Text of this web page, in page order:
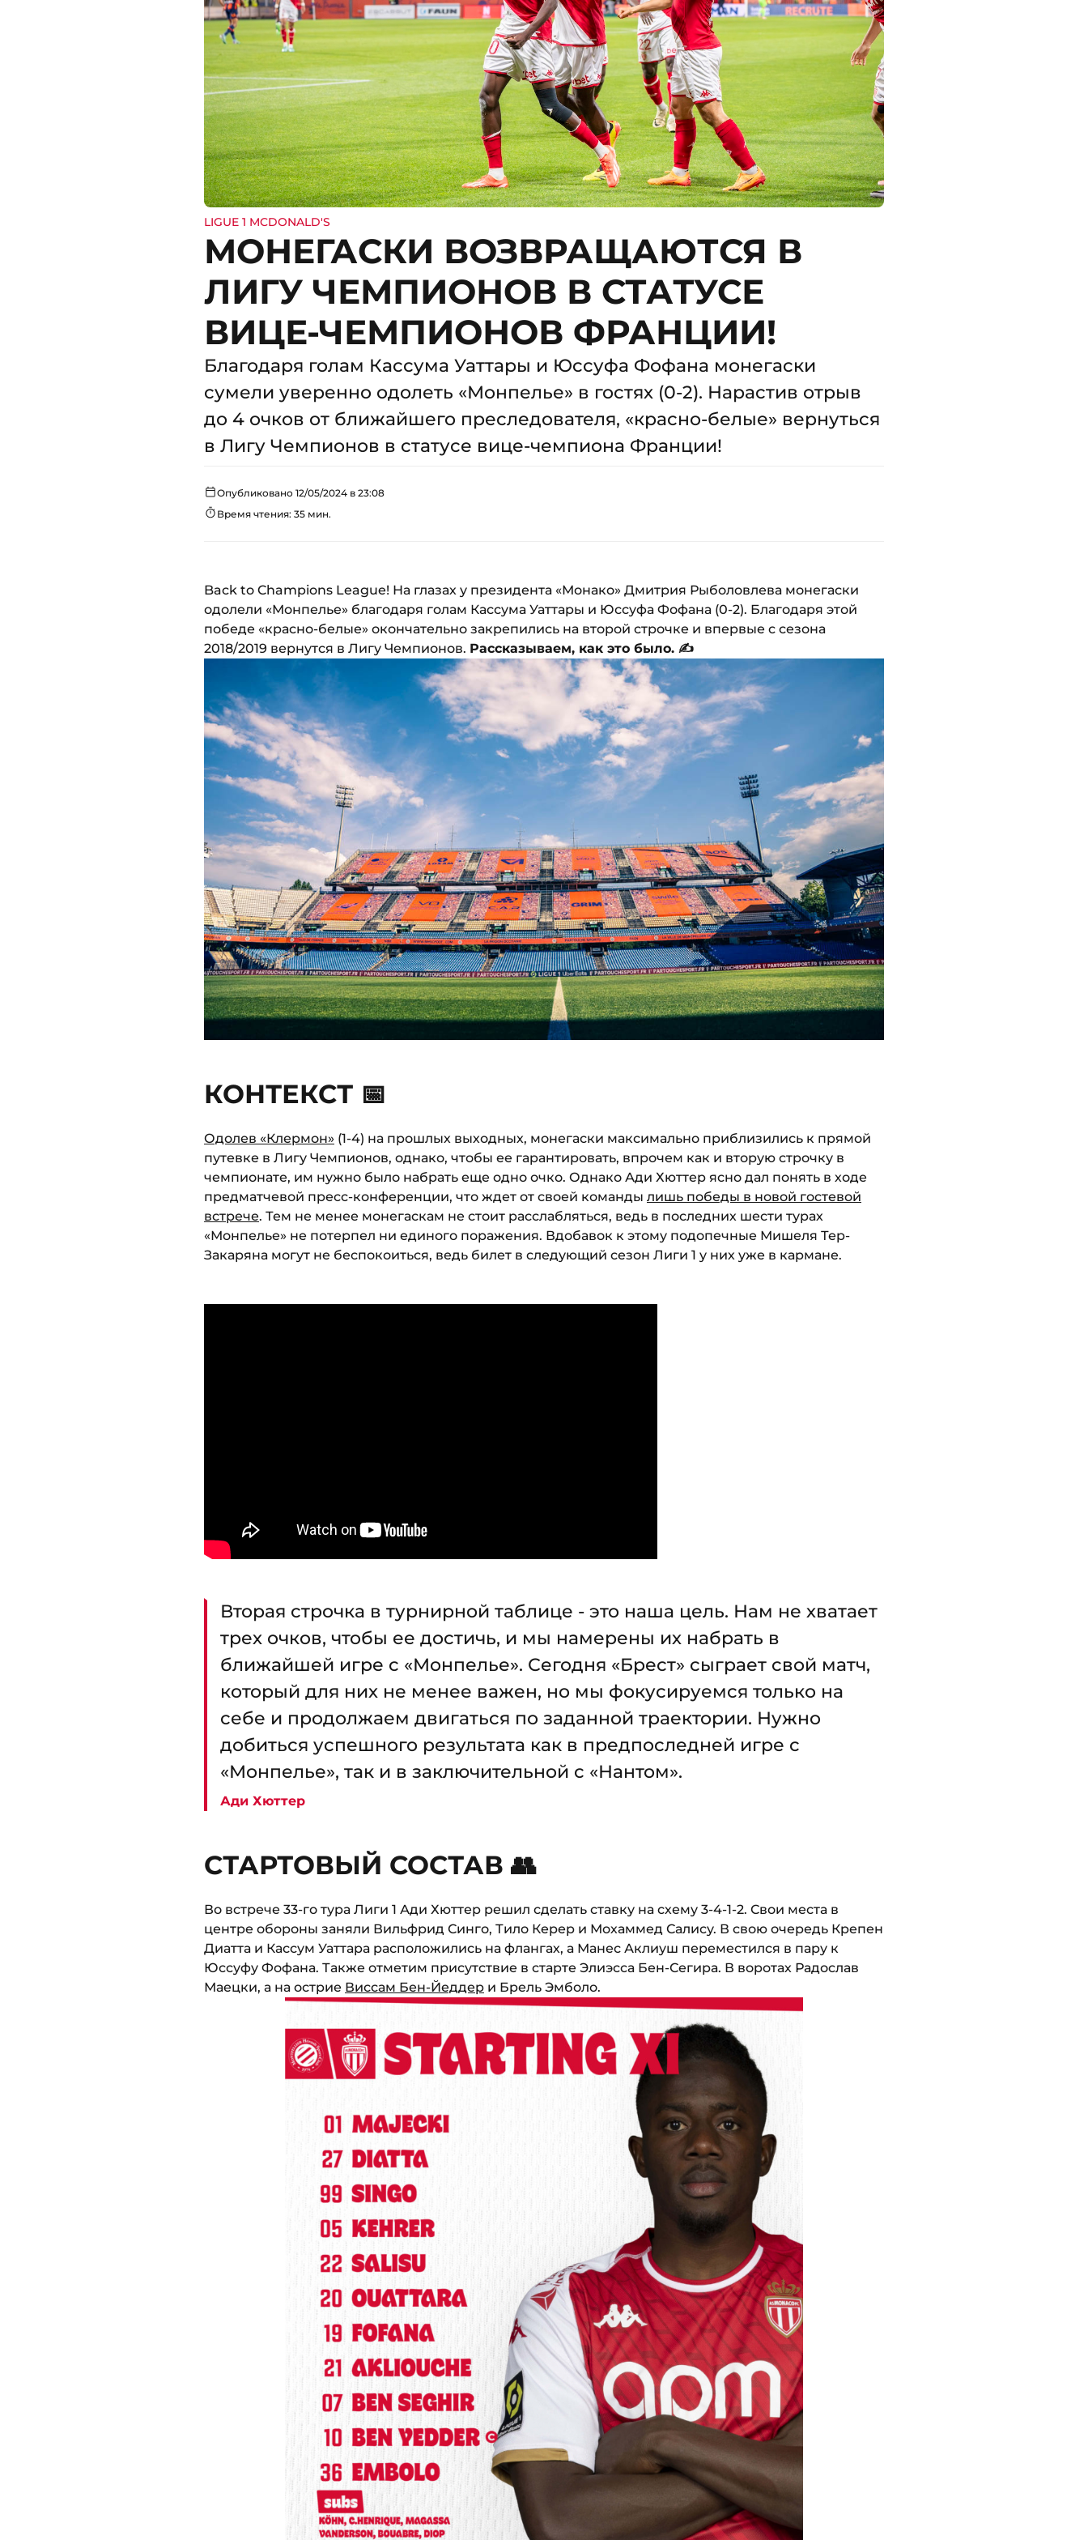
LIGUE 1 MCDONALD'S
МОНЕГАСКИ ВОЗВРАЩАЮТСЯ В
ЛИГУ ЧЕМПИОНОВ В СТАТУСЕ
ВИЦЕ-ЧЕМПИОНОВ ФРАНЦИИ!
Благодаря голам Кассума Уаттары и Юссуфа Фофана монегаски
сумели уверенно одолеть «Монпелье» в гостях (0-2). Нарастив отрыв
до 4 очков от ближайшего преследователя, «красно-белые» вернуться
в Лигу Чемпионов в статусе вице-чемпиона Франции!
Опубликовано 12/05/2024 в 23:08
Время чтения: 35 мин.
Back to Champions League! На глазах у президента «Монако» Дмитрия Рыболовлева монегаски
одолели «Монпелье» благодаря голам Кассума Уаттары и Юссуфа Фофана (0-2). Благодаря этой
победе «красно-белые» окончательно закрепились на второй строчке и впервые с сезона
2018/2019 вернутся в Лигу Чемпионов. Рассказываем, как это было. ✍️
КОНТЕКСТ 📅
Одолев «Клермон» (1-4) на прошлых выходных, монегаски максимально приблизились к прямой
путевке в Лигу Чемпионов, однако, чтобы ее гарантировать, впрочем как и вторую строчку в
чемпионате, им нужно было набрать еще одно очко. Однако Ади Хюттер ясно дал понять в ходе
предматчевой пресс-конференции, что ждет от своей команды лишь победы в новой гостевой
встрече. Тем не менее монегаскам не стоит расслабляться, ведь в последних шести турах
«Монпелье» не потерпел ни единого поражения. Вдобавок к этому подопечные Мишеля Тер-
Закаряна могут не беспокоиться, ведь билет в следующий сезон Лиги 1 у них уже в кармане.
Вторая строчка в турнирной таблице - это наша цель. Нам не хватает
трех очков, чтобы ее достичь, и мы намерены их набрать в
ближайшей игре с «Монпелье». Сегодня «Брест» сыграет свой матч,
который для них не менее важен, но мы фокусируемся только на
себе и продолжаем двигаться по заданной траектории. Нужно
добиться успешного результата как в предпоследней игре с
«Монпелье», так и в заключительной с «Нантом».
Ади Хюттер
СТАРТОВЫЙ СОСТАВ 👥
Во встрече 33-го тура Лиги 1 Ади Хюттер решил сделать ставку на схему 3-4-1-2. Свои места в
центре обороны заняли Вильфрид Синго, Тило Керер и Мохаммед Салису. В свою очередь Крепен
Диатта и Кассум Уаттара расположились на флангах, а Манес Аклиуш переместился в пару к
Юссуфу Фофана. Также отметим присутствие в старте Элиэсса Бен-Сегира. В воротах Радослав
Маецки, а на острие Виссам Бен-Йеддер и Брель Эмболо.